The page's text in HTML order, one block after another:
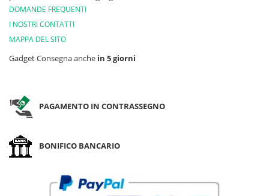
DOMANDE FREQUENTI
I NOSTRI CONTATTI
MAPPA DEL SITO
Gadget Consegna anche in 5 giorni
PAGAMENTO IN CONTRASSEGNO
BONIFICO BANCARIO